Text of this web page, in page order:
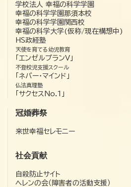
学校法人 幸福の科学学園
幸福の科学学園那須本校
幸福の科学学園関西校
幸福の科学大学(仮称/現在構想中)
HS政経塾
天使を育てる幼児教育
「エンゼルプランV」
不登校児支援スクール
「ネバー・マインド」
仏法真理塾
「サクセスNo.1」
冠婚葬祭
来世幸福セレモニー
社会貢献
自殺防止サイト
ヘレンの会（障害者の活動支援）